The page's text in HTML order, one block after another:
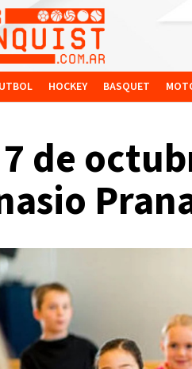
HOCKEY BASQUET
de